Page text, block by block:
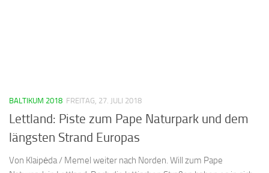
BALTIKUM 2018 FREITAG, 27. JULI 2018
Lettland: Piste zum Pape Naturpark und dem
längsten Strand Europas
Von Klaipėda / Memel weiter nach Norden. Will zum Pape